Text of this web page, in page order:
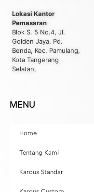
Lokasi Kantor
Pemasaran
Blok S. 5 No.4, Jl.
Golden Jaya, Pd.
Benda, Kec. Pamulang,
Kota Tangerang
Selatan,
MENU
Home
Tentang Kami
Kardus Standar